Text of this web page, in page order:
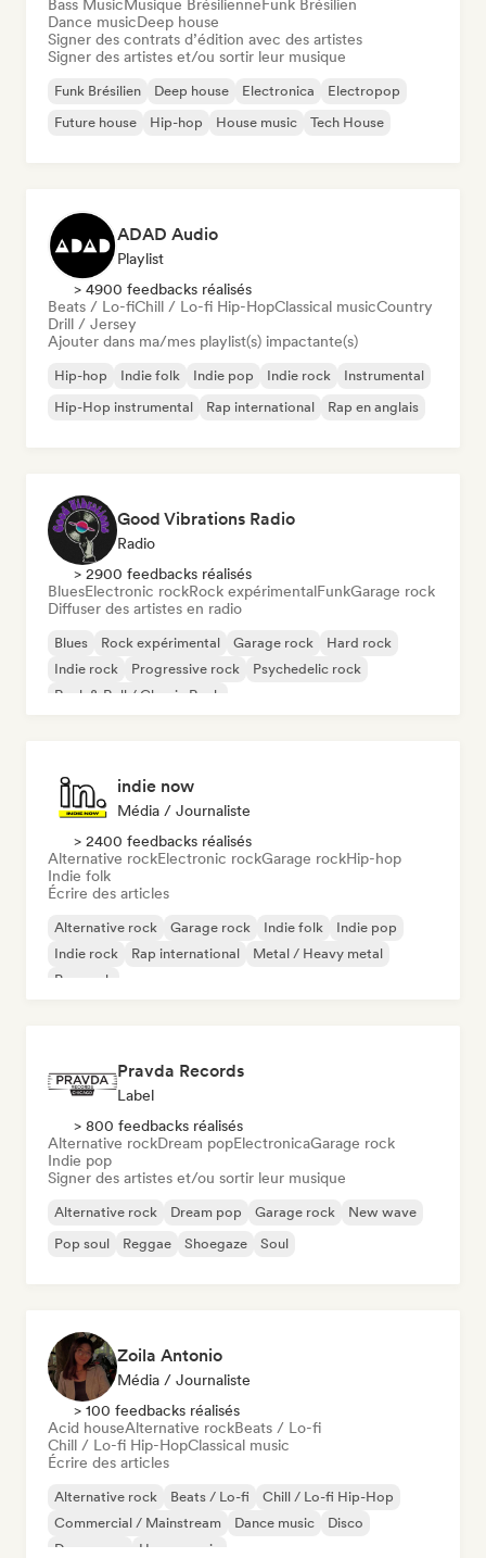
Bass MusicMusique BrésilienneFunk Brésilien
Dance musicDeep house
Signer des contrats d’édition avec des artistes
Signer des artistes et/ou sortir leur musique
Funk Brésilien Deep house Electronica
Electropop
Future house
Hip-hop House music Tech House
ADAD Audio
Playlist
> 4900 feedbacks réalisés
Beats / Lo-fiChill / Lo-fi Hip-HopClassical musicCountry
Drill / Jersey
Ajouter dans ma/mes playlist(s) impactante(s)
Hip-hop Indie folk Indie pop Indie rock
Instrumental
Hip-Hop instrumental
Rap international Rap en anglais
Good Vibrations Radio
Radio
> 2900 feedbacks réalisés
BluesElectronic rockRock expérimentalFunkGarage rock
Diffuser des artistes en radio
Blues Rock expérimental Garage rock
Hard rock
Indie rock
Progressive rock
Psychedelic rock
Rock & Roll / Classic Rock
indie now
Média / Journaliste
> 2400 feedbacks réalisés
Alternative rockElectronic rockGarage rockHip-hop
Indie folk
Écrire des articles
Alternative rock Garage rock Indie folk
Indie pop
Indie rock
Rap international
Metal / Heavy metal
Pop rock
Pravda Records
Label
> 800 feedbacks réalisés
Alternative rockDream popElectronicaGarage rock
Indie pop
Signer des artistes et/ou sortir leur musique
Alternative rock Dream pop Garage rock
New wave
Pop soul
Reggae Shoegaze Soul
Zoila Antonio
Média / Journaliste
> 100 feedbacks réalisés
Acid houseAlternative rockBeats / Lo-fi
Chill / Lo-fi Hip-HopClassical music
Écrire des articles
Alternative rock Beats / Lo-fi
Chill / Lo-fi Hip-Hop
Commercial / Mainstream
Dance music
Disco
Dream pop
House music